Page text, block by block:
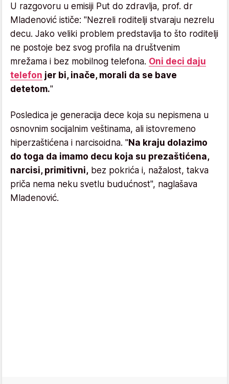
U razgovoru u emisiji Put do zdravlja, prof. dr
Mladenović ističe: "Nezreli roditelji stvaraju nezrelu
decu. Jako veliki problem predstavlja to što roditelji
ne postoje bez svog profila na društvenim
mrežama i bez mobilnog telefona. Oni deci daju
telefon jer bi, inače, morali da se bave
detetom."
Posledica je generacija dece koja su nepismena u
osnovnim socijalnim veštinama, ali istovremeno
hiperzaštićena i narcisoidna. "Na kraju dolazimo
do toga da imamo decu koja su prezaštićena,
narcisi, primitivni, bez pokrića i, nažalost, takva
priča nema neku svetlu budućnost", naglašava
Mladenović.